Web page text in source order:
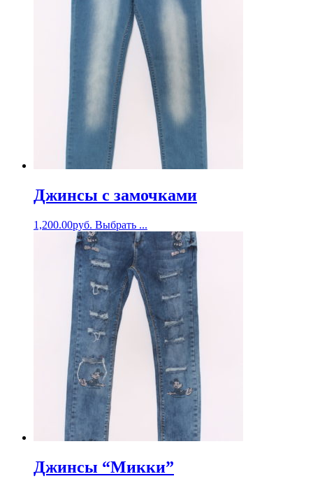
Джинсы с замочками
1,200.00руб. Выбрать ...
Джинсы “Микки”